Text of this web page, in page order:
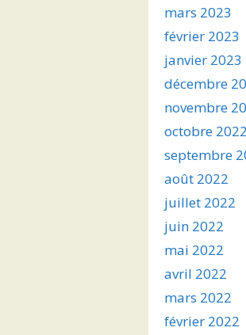
mars 2023
février 2023
janvier 2023
décembre
novembre
octobre 2022
septembre
août 2022
juillet 2022
juin 2022
mai 2022
avril 2022
mars 2022
février 2022